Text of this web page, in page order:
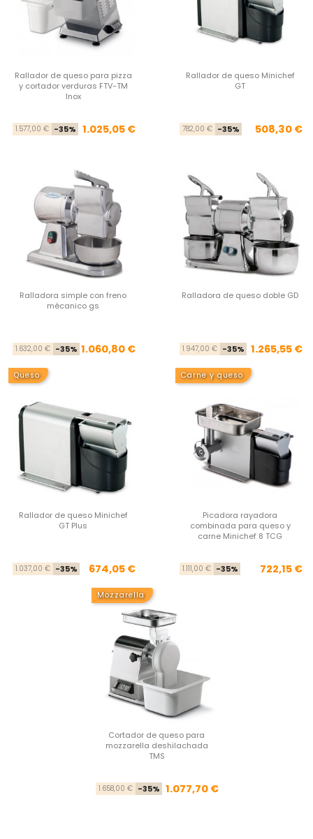
Rallador de queso para pizza
y cortador verduras FTV-TM
Inox
Precio base
1.577,00 € -35% Precio
1.025,05 €
Rallador de queso Minichef
GT
782,00 € -35% 508,30 €
Ralladora simple con freno
mécanico gs
Precio base
1.632,00 € -35% Precio
1.060,80 €
Ralladora de queso doble GD
1.947,00 € -35% 1.265,55 €
Queso
Rallador de queso Minichef
GT Plus
Precio base
1.037,00 € -35% Precio
674,05 €
Carne y queso
Picadora rayadora
combinada para queso y
carne Minichef 8 TCG
1.111,00 € -35% 722,15 €
Mozzarella
Cortador de queso para
mozzarella deshilachada
TMS
Precio base
1.658,00 € -35% Precio
1.077,70 €